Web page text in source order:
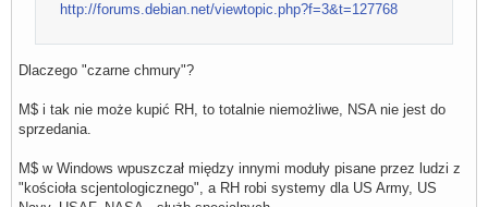
http://forums.debian.net/viewtopic.php?f=3&t=127768
Dlaczego "czarne chmury"?
M$ i tak nie może kupić RH, to totalnie niemożliwe, NSA nie jest do
sprzedania.
M$ w Windows wpuszczał między innymi moduły pisane przez ludzi z
"kościoła scjentologicznego", a RH robi systemy dla US Army, US